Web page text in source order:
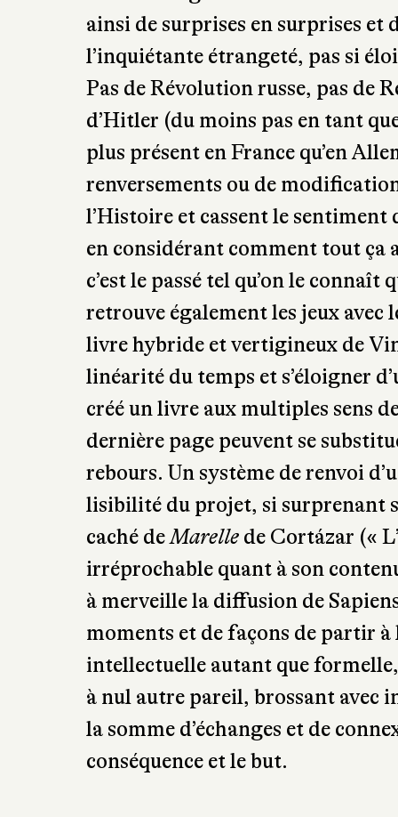
Deluermoz, et de l’autre de
Lemaitre) assez joueurs pour se
donne à lire une Histoire du
de l’Allemagne et de ses alliés
ainsi de surprises en surprises et
l’inquiétante étrangeté, pas si
Pas de Révolution russe, pas de
d’Hitler (du moins pas en tant
plus présent en France qu’en
renversements ou de
l’Histoire et cassent le sentiment
en considérant comment tout ça
c’est le passé tel qu’on le
retrouve également les jeux avec
livre hybride et vertigineux de
linéarité du temps et s’éloigner
créé un livre aux multiples sens
dernière page peuvent se
rebours. Un système de renvoi
lisibilité du projet, si surprenant
caché deMarellede Cortázar («
irréprochable quant à son
à merveille la diffusion de
moments et de façons de partir